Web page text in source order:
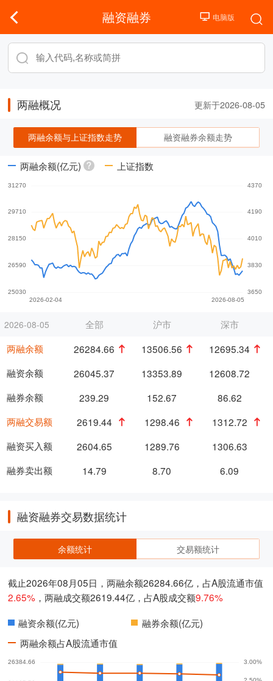
融资融券
两融概况 更新于2026-08-05
两融余额与上证指数走势 融资融券余额走势
两融余额(亿元) 上证指数
2026-08-05
两融余额
融资余额
融券余额
两融交易额
融资买入额
融券卖出额
全部 沪市
深市
26284.66
13506.56
12695.34
26045.37
13353.89
12608.72
239.29
152.67
86.62
2619.44
1298.46
1312.72
2604.65
1289.76
1306.63
14.79
8.70 6.09
融资融券交易数据统计
余额统计 交易额统计
截止2026年08月05日，两融余额26284.66亿，占A股流通市值
2.65% ，两融成交额2619.44亿，占A股成交额9.76%
融资余额(亿元)
融券余额(亿元)
两融余额占A股流通市值